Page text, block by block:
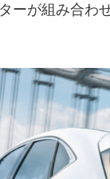
ーが組み合わ